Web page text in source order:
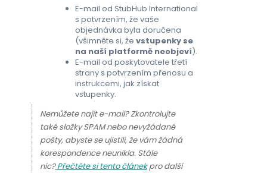
E-mail od StubHub International
s potvrzením, že vaše
objednávka byla doručena
(všimněte si, že vstupenky se
na naší platformě neobjeví).
E-mail od poskytovatele třetí
strany s potvrzením přenosu a
instrukcemi, jak získat
vstupenky.
Nemůžete najít e-mail? Zkontrolujte
také složky SPAM nebo nevyžádané
pošty, abyste se ujistili, že vám žádná
korespondence neunikla. Stále
nic? Přečtěte si tento článekpro další